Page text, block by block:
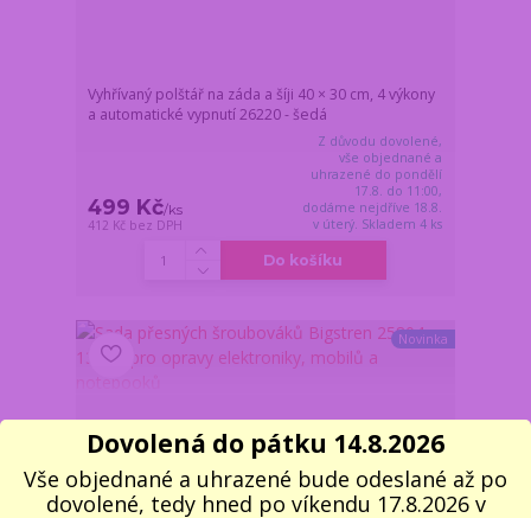
Vyhřívaný polštář na záda a šíji 40 × 30 cm, 4 výkony
a automatické vypnutí 26220 - šedá
499 Kč/ks
412 Kč bez DPH
Z důvodu dovolené,
vše objednané a
uhrazené do pondělí
17.8. do 11:00,
dodáme nejdříve 18.8.
v úterý. Skladem 4 ks
Do košíku
Novinka
Dovolená do pátku 14.8.2026
Vše objednané a uhrazené bude odeslané až po
dovolené, tedy hned po víkendu 17.8.2026 v